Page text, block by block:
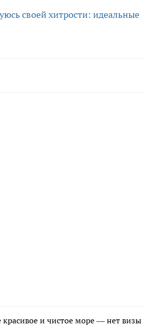
своей хитрости: идеальные
и чистое море — нет визы